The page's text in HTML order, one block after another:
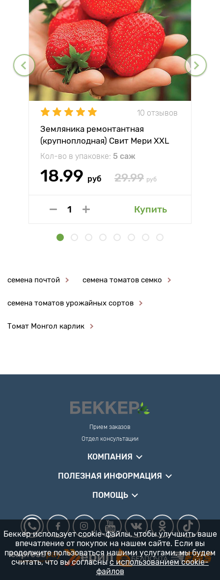
10 отзывов
Земляника ремонтантная
(крупноплодная) Свит Мери XXL
Кол-во в упаковке: 5 саж
18.99 руб 29.99 руб
Купить
семена почтой семена томатов семко
семена томатов урожайных сортов
Томат Монгол карлик
Прием заказов
Отдел консультации
КОМПАНИЯ
ПОЛЕЗНАЯ ИНФОРМАЦИЯ
ПОМОЩЬ
Беккер использует cookie-файлы, чтобы улучшить ваше
впечатление от покупок на нашем сайте. Если вы
продолжите пользоваться нашими услугами, мы будем
считать, что вы согласны с использованием cookie-
файлов